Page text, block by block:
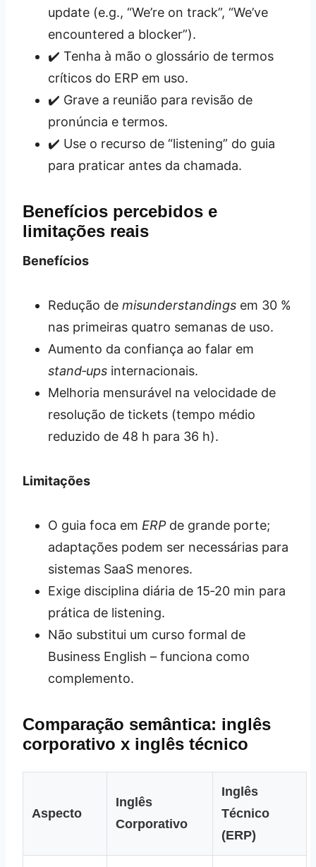
update (e.g., “We’re on track”, “We’ve
encountered a blocker”).
✔️ Tenha à mão o glossário de termos
críticos do ERP em uso.
✔️ Grave a reunião para revisão de
pronúncia e termos.
✔️ Use o recurso de “listening” do guia
para praticar antes da chamada.
Benefícios percebidos e
limitações reais
Benefícios
Redução de misunderstandings em 30 %
nas primeiras quatro semanas de uso.
Aumento da confiança ao falar em
stand‑ups internacionais.
Melhoria mensurável na velocidade de
resolução de tickets (tempo médio
reduzido de 48 h para 36 h).
Limitações
O guia foca em ERPde grande porte;
adaptações podem ser necessárias para
sistemas SaaS menores.
Exige disciplina diária de 15‑20 min para
prática de listening.
Não substitui um curso formal de
Business English – funciona como
complemento.
Comparação semântica: inglês
corporativo x inglês técnico
Aspecto
Inglês
Corporativo
Inglês
Técnico
(ERP)